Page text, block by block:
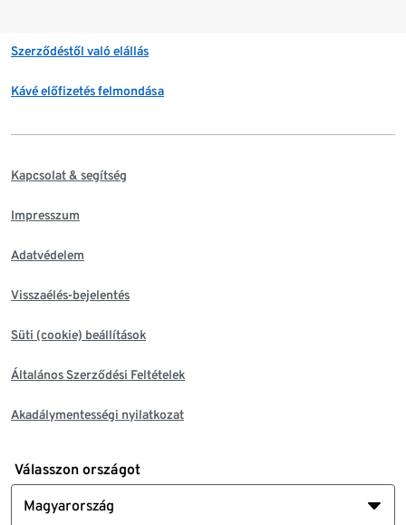
Szerződéstől való elállás
Kávé előfizetés felmondása
Kapcsolat & segítség
Impresszum
Adatvédelem
Visszaélés-bejelentés
Süti (cookie) beállítások
Általános Szerződési Feltételek
Akadálymentességi nyilatkozat
Válasszon országot
Magyarország